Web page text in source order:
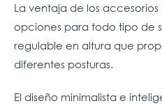
La ventaja de los
opciones para todo tipo de
regulable en altura que
diferentes posturas.
El diseño minimalista e